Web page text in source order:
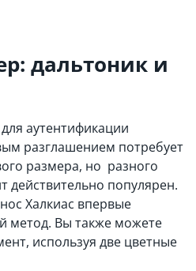
дальтоник и
аутентификации
разглашением потребует
размера, но разного
действительно популярен.
Халкиас впервые
метод. Вы также можете
используя две цветные